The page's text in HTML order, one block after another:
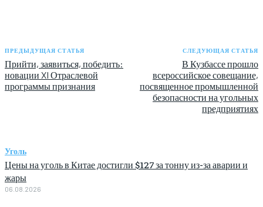
ПРЕДЫДУЩАЯ СТАТЬЯ
Прийти, заявиться, победить:
новации XI Отраслевой
программы признания
СЛЕДУЮЩАЯ СТАТЬЯ
В Кузбассе прошло
всероссийское совещание,
посвященное промышленной
безопасности на угольных
предприятиях
Уголь
Цены на уголь в Китае достигли $127 за тонну из-за аварии и
жары
06.08.2026